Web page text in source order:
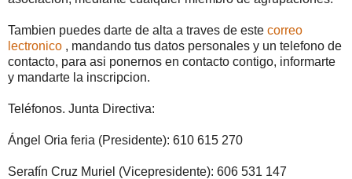
Tambien puedes darte de alta a traves de este correo
lectronico , mandando tus datos personales y un telefono de
contacto, para asi ponernos en contacto contigo, informarte
y mandarte la inscripcion.
Teléfonos. Junta Directiva:
Ángel Oria feria (Presidente): 610 615 270
Serafín Cruz Muriel (Vicepresidente): 606 531 147